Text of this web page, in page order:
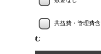
共益費・管理費含
む